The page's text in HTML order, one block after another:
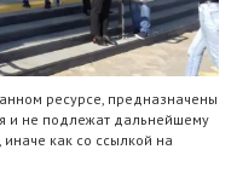
ресурсе, предназначены
и не подлежат дальнейшему
как со ссылкой на